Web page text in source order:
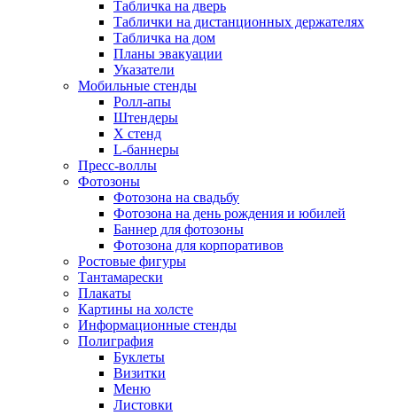
Табличка на дверь
Таблички на дистанционных держателях
Табличка на дом
Планы эвакуации
Указатели
Мобильные стенды
Ролл-апы
Штендеры
Х стенд
L-баннеры
Пресс-воллы
Фотозоны
Фотозона на свадьбу
Фотозона на день рождения и юбилей
Баннер для фотозоны
Фотозона для корпоративов
Ростовые фигуры
Тантамарески
Плакаты
Картины на холсте
Информационные стенды
Полиграфия
Буклеты
Визитки
Меню
Листовки